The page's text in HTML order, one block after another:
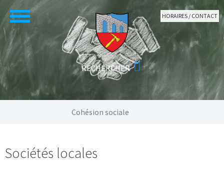
Aller au contenu principal
HORAIRES / CONTACT
Cohésion sociale
Sociétés locales